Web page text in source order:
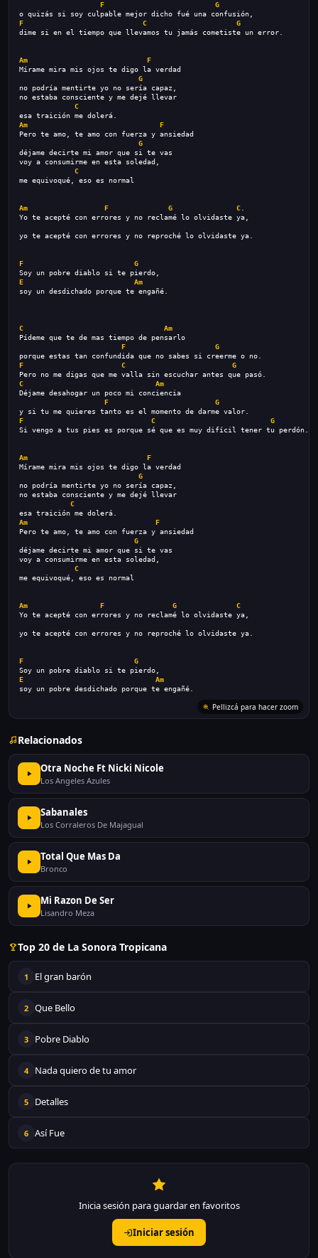
F
G
o quizás si soy culpable mejor dicho fué una confusión,
F
C
G
dime si en el tiempo que llevamos tu jamás cometiste un error.
Am
F
Mírame mira mis ojos te digo la verdad
G
no podría mentirte yo no sería capaz,
no estaba consciente y me dejé llevar
C
esa traición me dolerá.
Am
F
Pero te amo, te amo con fuerza y ansiedad
G
déjame decirte mi amor que si te vas
voy a consumirme en esta soledad,
C
me equivoqué, eso es normal
Am F G C
Yo te acepté con errores y no reclamé lo olvidaste ya,
yo te acepté con errores y no reproché lo olvidaste ya.
F
G
Soy un pobre diablo si te pierdo,
E
Am
soy un desdichado porque te engañé.
C
Am
Pídeme que te de mas tiempo de pensarlo
F
G
porque estas tan confundida que no sabes si creerme o no.
F
C
G
Pero no me digas que me valla sin escuchar antes que pasó.
C
Am
Déjame desahogar un poco mi conciencia
F
G
y si tu me quieres tanto es el momento de darme valor.
F
C
G
Si vengo a tus pies es porque sé que es muy difícil tener tu perdón.
Am
F
Mírame mira mis ojos te digo la verdad
G
no podría mentirte yo no sería capaz,
no estaba consciente y me dejé llevar
C
esa traición me dolerá.
Am
F
Pero te amo, te amo con fuerza y ansiedad
G
déjame decirte mi amor que si te vas
voy a consumirme en esta soledad,
C
me equivoqué, eso es normal
Am F G
C
Yo te acepté con errores y no reclamé lo olvidaste ya,
yo te acepté con errores y no reproché lo olvidaste ya.
F
G
Soy un pobre diablo si te pierdo,
E
Am
soy un pobre desdichado porque te engañé.
Pellizcá para hacer zoom
Relacionados
Otra Noche Ft Nicki Nicole
Los Angeles Azules
Sabanales
Los Corraleros De Majagual
Total Que Mas Da
Bronco
Mi Razon De Ser
Lisandro Meza
Top 20 de La Sonora Tropicana
1 El gran barón
2 Que Bello
3 Pobre Diablo
4 Nada quiero de tu amor
5 Detalles
6 Así Fue
Inicia sesión para guardar en favoritos
Iniciar sesión